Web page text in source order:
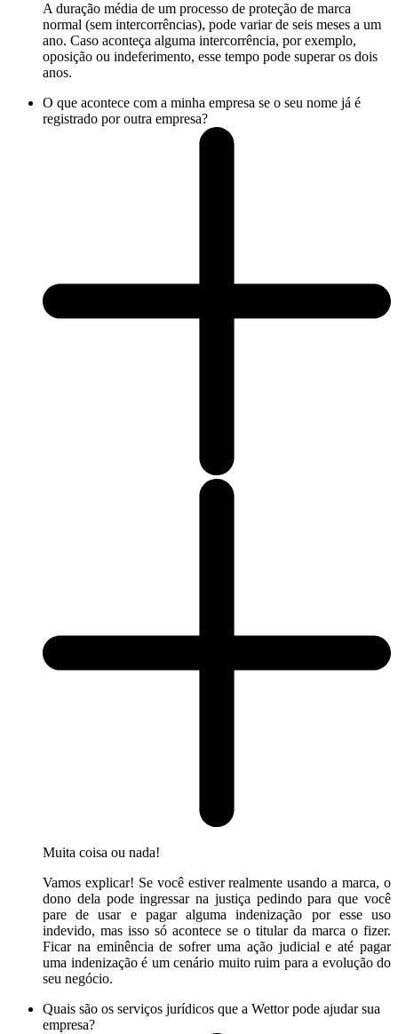
A duração média de um processo de proteção de marca
normal (sem intercorrências), pode variar de seis meses a um
ano. Caso aconteça alguma intercorrência, por exemplo,
oposição ou indeferimento, esse tempo pode superar os dois
anos.
O que acontece com a minha empresa se o seu nome já é
registrado por outra empresa?
Muita coisa ou nada!
Vamos explicar! Se você estiver realmente usando a marca, o
dono dela pode ingressar na justiça pedindo para que você
pare de usar e pagar alguma indenização por esse uso
indevido, mas isso só acontece se o titular da marca o fizer.
Ficar na eminência de sofrer uma ação judicial e até pagar
uma indenização é um cenário muito ruim para a evolução do
seu negócio.
Quais são os serviços jurídicos que a Wettor pode ajudar sua
empresa?